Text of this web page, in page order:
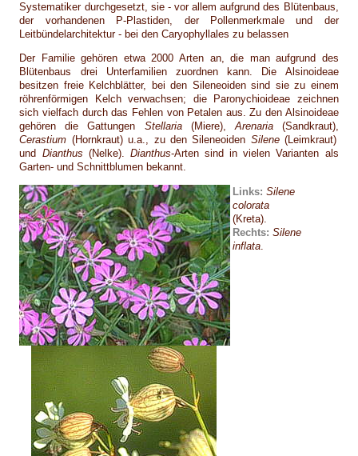
Systematiker durchgesetzt, sie - vor allem aufgrund des Blütenbaus,
der vorhandenen P-Plastiden, der Pollenmerkmale und der
Leitbündelarchitektur - bei den Caryophyllales zu belassen
Der Familie gehören etwa 2000 Arten an, die man aufgrund des
Blütenbaus drei Unterfamilien zuordnen kann. Die Alsinoideae
besitzen freie Kelchblätter, bei den Sileneoiden sind sie zu einem
röhrenförmigen Kelch verwachsen; die Paronychioideae zeichnen
sich vielfach durch das Fehlen von Petalen aus. Zu den Alsinoideae
gehören die Gattungen Stellaria(Miere),Arenaria (Sandkraut),
Cerastium (Hornkraut) u.a., zu den Sileneoiden Silene(Leimkraut)
und Dianthus (Nelke). Dianthus-Arten sind in vielen Varianten als
Garten- und Schnittblumen bekannt.
Links:Silene
colorata
(Kreta).
Rechts: Silene
inflata